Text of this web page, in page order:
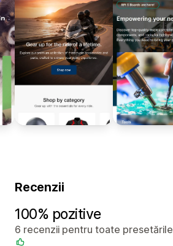
Recenzii
100% pozitive
6 recenzii pentru toate presetările